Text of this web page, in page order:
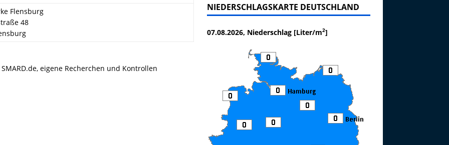
Flensburg
48
eigene Recherchen und Kontrollen
NIEDERSCHLAGSKARTE DEUTSCHLAND
07.08.2026, Niederschlag [Liter/m2]